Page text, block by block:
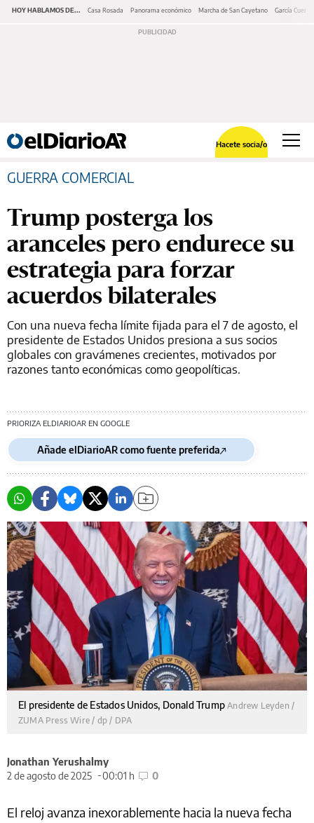
HOY HABLAMOS DE... Casa Rosada Panorama económico Marcha de San Cayetano García Cuerva
Hacete socia/o
GUERRA COMERCIAL
Trump posterga los
aranceles pero endurece su
estrategia para forzar
acuerdos bilaterales
Con una nueva fecha límite fijada para el 7 de agosto, el
presidente de Estados Unidos presiona a sus socios
globales con gravámenes crecientes, motivados por
razones tanto económicas como geopolíticas.
PRIORIZA ELDIARIOAR EN GOOGLE
Añade elDiarioAR como fuente preferida
El presidente de Estados Unidos, Donald TrumpAndrew Leyden /
ZUMA Press Wire / dp / DPA
Jonathan Yerushalmy
2 de agosto de 2025
00:01 h 0
El reloj avanza inexorablemente hacia la nueva fecha